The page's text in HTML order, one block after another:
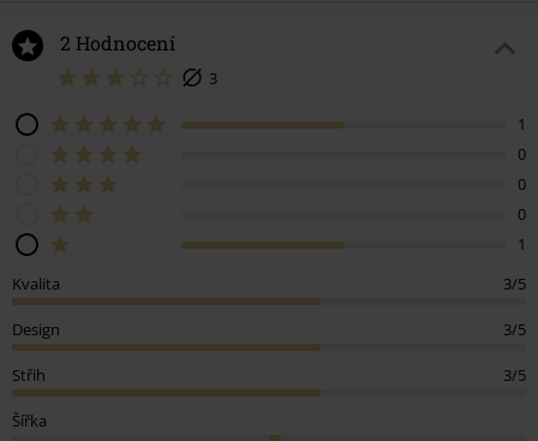
2 Hodnocení
3
1
0
0
0
1
Kvalita
3/5
Design 3/5
Střih 3/5
Šířka